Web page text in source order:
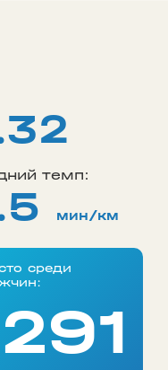
темп:
мин/км
среди
291